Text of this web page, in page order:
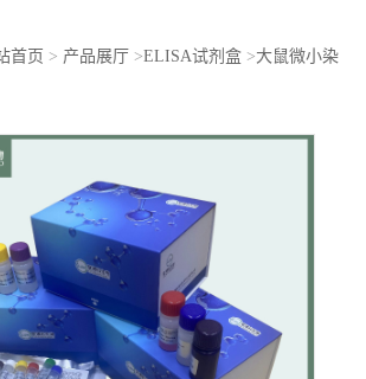
首页 > 产品展厅 >ELISA试剂盒>大鼠微小染